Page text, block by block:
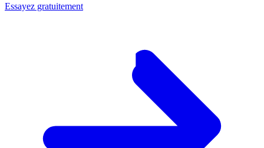
Essayez gratuitement